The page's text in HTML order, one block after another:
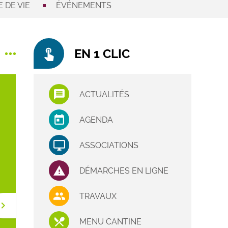
DE VIE ÉVÉNEMENTS
keyboard_arrow_right
touch_app EN 1 CLIC
ACTUALITÉS
AGENDA
ASSOCIATIONS
DÉMARCHES EN LIGNE
TRAVAUX
MENU CANTINE